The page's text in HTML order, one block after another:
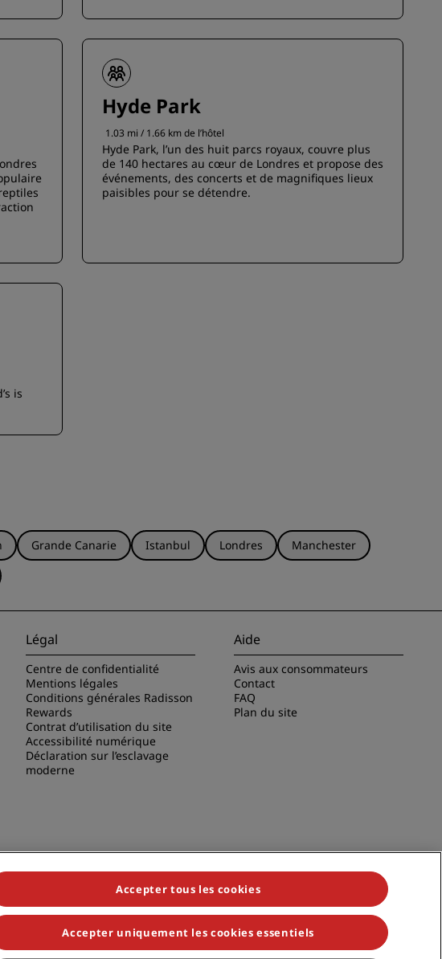
Hyde Park
1.03 mi / 1.66 km de l’hôtel
Hyde Park, l’un des huit parcs royaux, couvre plus
de 140 hectares au cœur de Londres et propose des
événements, des concerts et de magnifiques lieux
paisibles pour se détendre.
is
Grande Canarie Istanbul Londres
Manchester
Légal
Centre de confidentialité
Mentions légales
Conditions générales Radisson
Rewards
Contrat d’utilisation du site
Accessibilité numérique
Déclaration sur l’esclavage
moderne
Aide
Avis aux consommateurs
Contact
FAQ
Plan du site
Accepter tous les cookies
Accepter uniquement les cookies essentiels